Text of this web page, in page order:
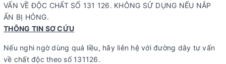
VẤN VỀ ĐỘC CHẤT SỐ 131 126. KHÔNG SỬ DỤNG NẾU NẮP
ẤN BỊ HỎNG.
THÔNG TIN SƠ CỨU
Nếu nghi ngờ dùng quá liều, hãy liên hệ với đường dây tư vấn
về chất độc theo số 131126.